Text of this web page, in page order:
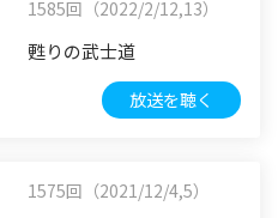
1585回（2022/2/12,13）
甦りの武士道
放送を聴く
1575回（2021/12/4,5）